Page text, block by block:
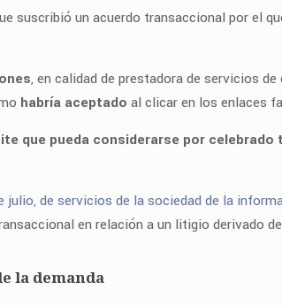
suscribió un acuerdo transaccional por el
, en calidad de prestadora de servicios
habría aceptado al clicar en los enlaces
que pueda considerarse por celebrado
julio, de servicios de la sociedad de la
en relación a un litigio derivado
la demanda